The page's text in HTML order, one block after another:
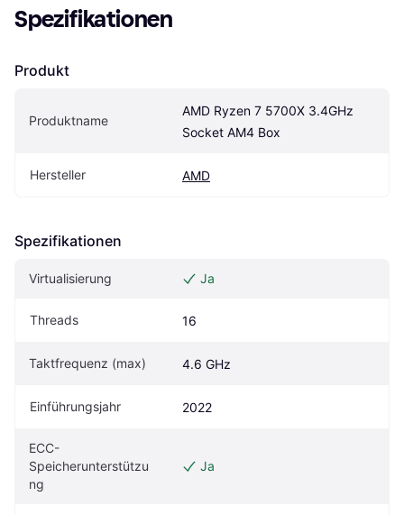
Spezifikationen
Produkt
Produktname
AMD Ryzen 7 5700X 3.4GHz
Socket AM4 Box
Hersteller AMD
Spezifikationen
Virtualisierung Ja
Threads 16
Taktfrequenz (max) 4.6 GHz
Einführungsjahr 2022
ECC-
Speicherunterstützu
ng
Ja